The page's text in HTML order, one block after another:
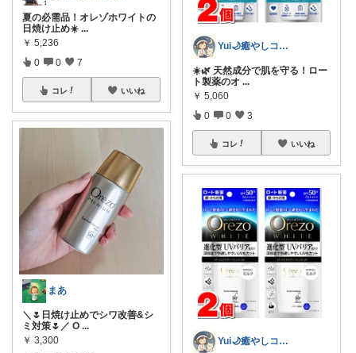
夏の必需品！オレゾホワイトの
日焼け止め☀️ ...
￥ 5,236
0 0 7
コレ いいね
まあ
＼🌷日焼け止めでシワ改善&シ
ミ対策🌷／ O ...
￥ 3,300
Yui🌙癒やしコーディネーター
☀️🌿 天然成分で肌を守る！ロー
ト製薬のオ ...
￥ 5,060
0 0 3
コレ いいね
Yui🌙癒やしコーディネーター